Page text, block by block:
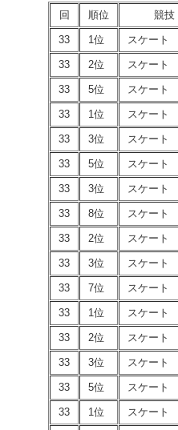
回 順位 競技
33 1位 スケート
33 2位 スケート
33 5位 スケート
33 1位 スケート
33 3位 スケート
33 5位 スケート
33 3位 スケート
33 8位 スケート
33 2位 スケート
33 3位 スケート
33 7位 スケート
33 1位 スケート
33 2位 スケート
33 3位 スケート
33 5位 スケート
33 1位 スケート